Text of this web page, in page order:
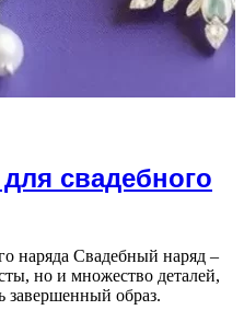
свадебного
наряда Свадебный наряд –
но и множество деталей,
завершенный образ.